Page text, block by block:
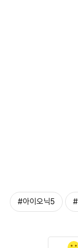
#아이오닉5